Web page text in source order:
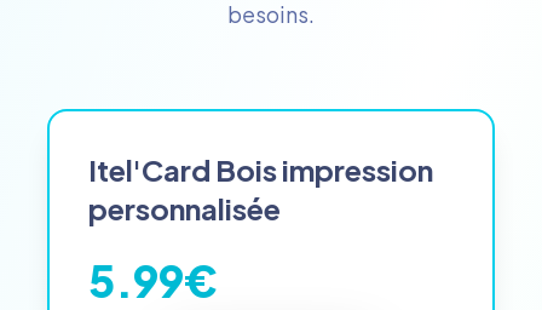
besoins.
Itel'Card Bois impression
personnalisée
5.99€